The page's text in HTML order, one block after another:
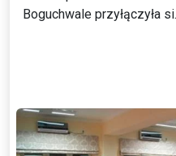
Boguchwale przyłączyła